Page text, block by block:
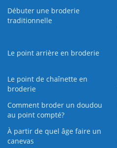
Débuter une broderie
traditionnelle
Le point arrière en broderie
Le point de chaînette en
broderie
Comment broder un doudou
au point compté?
À partir de quel âge faire un
canevas